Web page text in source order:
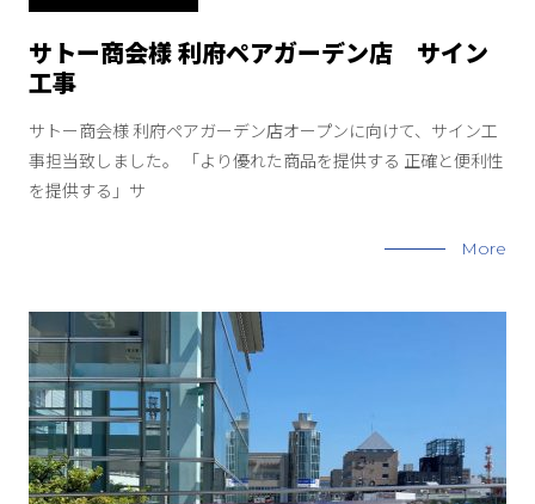
サトー商会様 利府ペアガーデン店 サイン
工事
サトー商会様 利府ペアガーデン店オープンに向けて、サイン工
事担当致しました。 「より優れた商品を提供する 正確と便利性
を提供する」サ
More